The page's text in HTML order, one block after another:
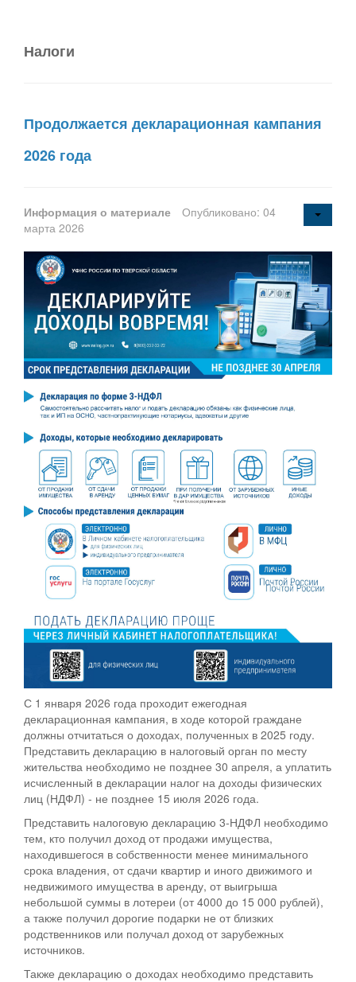
Налоги
Продолжается декларационная кампания
2026 года
Информация о материале
Опубликовано: 04
марта 2026
С 1 января 2026 года проходит ежегодная
декларационная кампания, в ходе которой граждане
должны отчитаться о доходах, полученных в 2025 году.
Представить декларацию в налоговый орган по месту
жительства необходимо не позднее 30 апреля, а уплатить
исчисленный в декларации налог на доходы физических
лиц (НДФЛ) - не позднее 15 июля 2026 года.
Представить налоговую декларацию 3-НДФЛ необходимо
тем, кто получил доход от продажи имущества,
находившегося в собственности менее минимального
срока владения, от сдачи квартир и иного движимого и
недвижимого имущества в аренду, от выигрыша
небольшой суммы в лотереи (от 4000 до 15 000 рублей),
а также получил дорогие подарки не от близких
родственников или получал доход от зарубежных
источников.
Также декларацию о доходах необходимо представить